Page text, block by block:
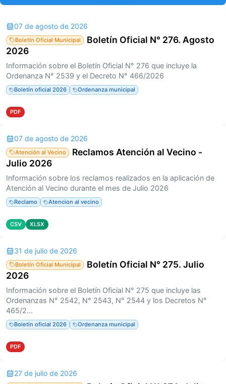
07 de agosto de 2026
Boletín Oficial Municipal
Boletín Oficial N° 276. Agosto
2026
Información sobre el Boletín Oficial N° 276 que incluye la
Ordenanza N° 2539 y el Decreto N° 466/2026
Boletín oficial 2026 Ordenanza municipal
PDF
07 de agosto de 2026
Atención al Vecino
Reclamos Atención al Vecino -
Julio 2026
Información sobre los reclamos realizados en la aplicación de
Atención al Vecino durante el mes de Julio 2026
Reclamo Atencion al vecino
CSV XLSX
31 de julio de 2026
Boletín Oficial Municipal
Boletín Oficial N° 275. Julio
2026
Información sobre el Boletín Oficial N° 275 que incluye las
Ordenanzas N° 2542, N° 2543, N° 2544 y los Decretos N°
465/2...
Boletín oficial 2026 Ordenanza municipal
PDF
27 de julio de 2026